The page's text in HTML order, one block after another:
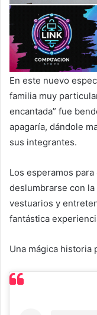
En este nuevo
familia muy
encantada” fue
apagaría, dándole
sus integrantes.
Los esperamos
deslumbrarse con
vestuarios y
fantástica
Una mágica historia